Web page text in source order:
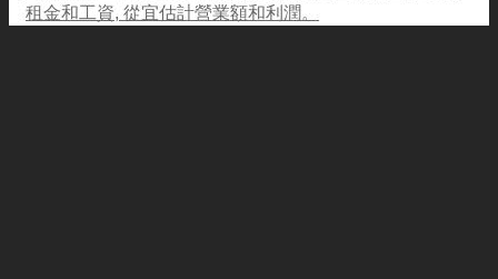
租金和工資, 從宜估計營業額和利潤。